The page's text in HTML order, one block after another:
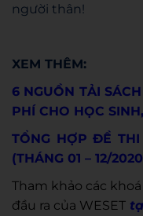
người thân!
XEM THÊM:
6 NGUỒN TẢI
PHÍ CHO HỌC
TỔNG HỢP ĐỀ THI
(THÁNG 01 – 12/
Tham khảo các
đầu ra của WESET